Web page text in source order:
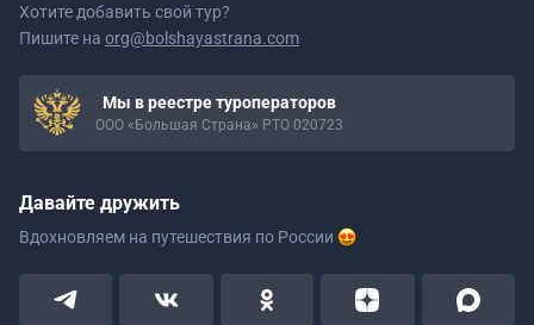
Хотите добавить свой тур?
Пишите на org@bolshayastrana.com
Мы в реестре туроператоров
ООО «Большая Страна» РТО 020723
Давайте дружить
Вдохновляем на путешествия по России